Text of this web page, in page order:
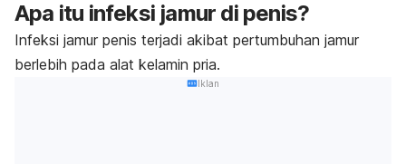
Apa itu infeksi jamur di penis?
Infeksi jamur penis terjadi akibat pertumbuhan jamur
berlebih pada alat kelamin pria.
Iklan